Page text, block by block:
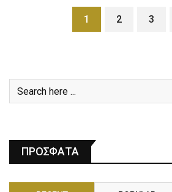
1 2 3
ΠΡΟΣΦΑΤΑ